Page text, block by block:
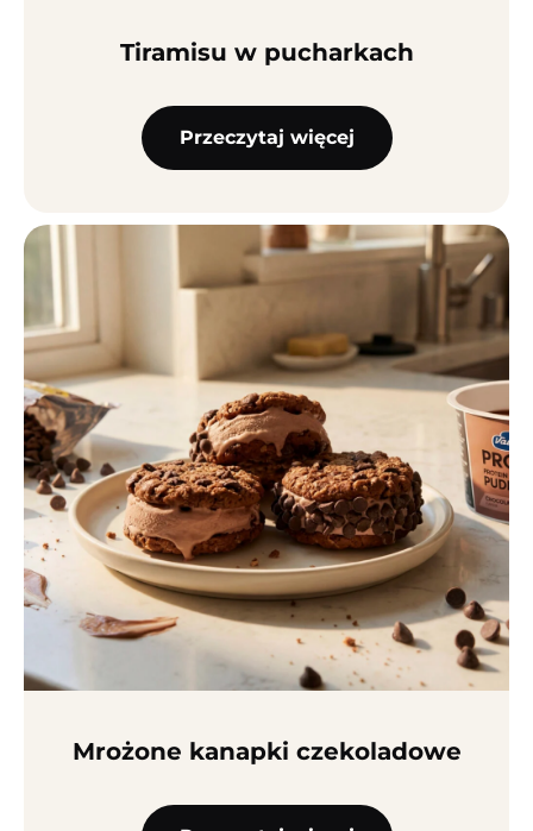
Tiramisu w pucharkach
Przeczytaj więcej
Mrożone kanapki czekoladowe